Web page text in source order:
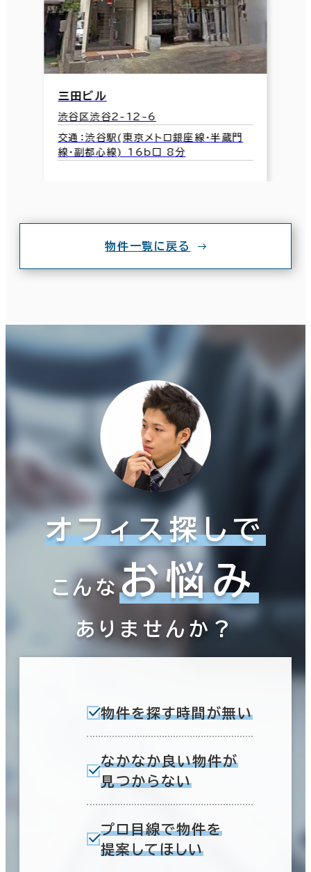
三田ビル
渋谷区渋谷2-12-6
交通：渋谷駅(東京メトロ銀座線･半蔵門
線･副都心線) 16b口 8分
物件一覧に戻る
オフィス探しで
こんなお悩み
ありませんか？
物件を探す時間が無い
なかなか良い物件が
見つからない
プロ目線で物件を
提案してほしい